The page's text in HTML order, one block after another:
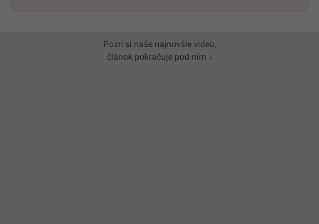
Pozri si naše najnovšie video,
článok pokračuje pod ním ↓